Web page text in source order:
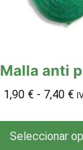
Malla anti
1,90 € - 7,40 €
Seleccionar